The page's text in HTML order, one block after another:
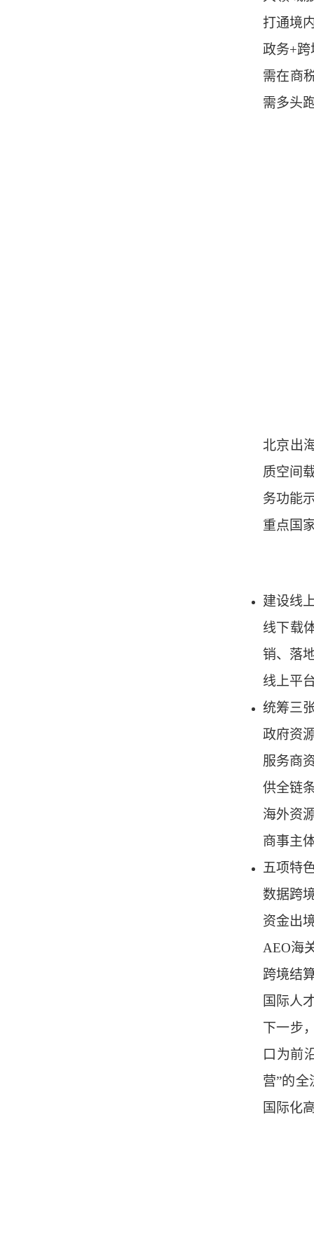
打通境
政务+
需在商
需多头
北京出
质空间
务功能
重点国
建设线
线下载
销、落
线上平
统筹三
政府资
服务商
供全链
海外资
商事主
五项特
数据跨
资金出
AEO海
跨境结
国际人
下一步
口为前
营”的
国际化